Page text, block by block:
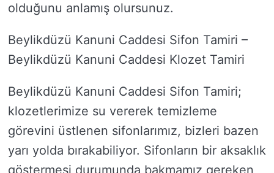
olduğunu anlamış olursunuz.
Beylikdüzü Kanuni Caddesi Sifon Tamiri –
Beylikdüzü Kanuni Caddesi Klozet Tamiri
Beylikdüzü Kanuni Caddesi Sifon Tamiri;
klozetlerimize su vererek temizleme
görevini üstlenen sifonlarımız, bizleri bazen
yarı yolda bırakabiliyor. Sifonların bir aksaklık
göstermesi durumunda bakmamız gereken